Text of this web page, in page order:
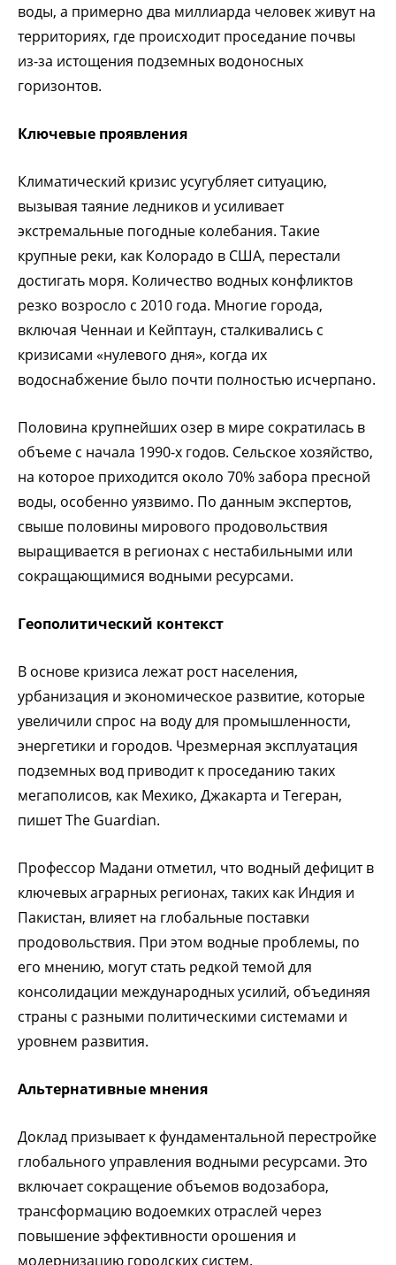
воды, а примерно два миллиарда человек живут на
территориях, где происходит проседание почвы
из-за истощения подземных водоносных
горизонтов.
Ключевые проявления
Климатический кризис усугубляет ситуацию,
вызывая таяние ледников и усиливает
экстремальные погодные колебания. Такие
крупные реки, как Колорадо в США, перестали
достигать моря. Количество водных конфликтов
резко возросло с 2010 года. Многие города,
включая Ченнаи и Кейптаун, сталкивались с
кризисами «нулевого дня», когда их
водоснабжение было почти полностью исчерпано.
Половина крупнейших озер в мире сократилась в
объеме с начала 1990-х годов. Сельское хозяйство,
на которое приходится около 70% забора пресной
воды, особенно уязвимо. По данным экспертов,
свыше половины мирового продовольствия
выращивается в регионах с нестабильными или
сокращающимися водными ресурсами.
Геополитический контекст
В основе кризиса лежат рост населения,
урбанизация и экономическое развитие, которые
увеличили спрос на воду для промышленности,
энергетики и городов. Чрезмерная эксплуатация
подземных вод приводит к проседанию таких
мегаполисов, как Мехико, Джакарта и Тегеран,
пишет The Guardian.
Профессор Мадани отметил, что водный дефицит в
ключевых аграрных регионах, таких как Индия и
Пакистан, влияет на глобальные поставки
продовольствия. При этом водные проблемы, по
его мнению, могут стать редкой темой для
консолидации международных усилий, объединяя
страны с разными политическими системами и
уровнем развития.
Альтернативные мнения
Доклад призывает к фундаментальной перестройке
глобального управления водными ресурсами. Это
включает сокращение объемов водозабора,
трансформацию водоемких отраслей через
повышение эффективности орошения и
модернизацию городских систем.